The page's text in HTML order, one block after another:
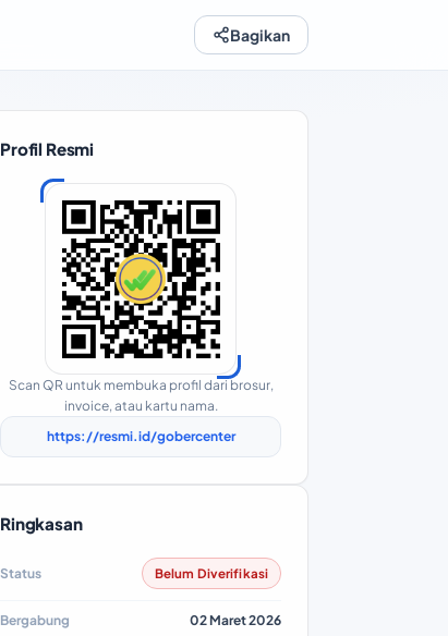
Bagikan
Profil Resmi
Scan QR untuk membuka profil dari brosur,
invoice, atau kartu nama.
https://resmi.id/gobercenter
Ringkasan
Status Belum Diverifikasi
Bergabung 02 Maret 2026